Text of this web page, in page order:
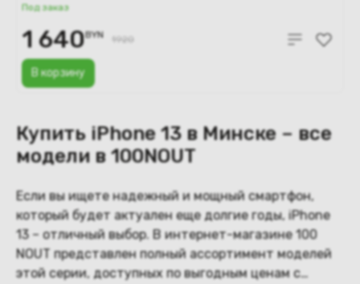
Под заказ
В корзину
1 640BYN 1920
Купить iPhone 13 в Минске – все
модели в 100NOUT
Если вы ищете надежный и мощный смартфон,
который будет актуален еще долгие годы, iPhone
13 – отличный выбор. В интернет-магазине 100
NOUT представлен полный ассортимент моделей
этой серии, доступных по выгодным ценам с